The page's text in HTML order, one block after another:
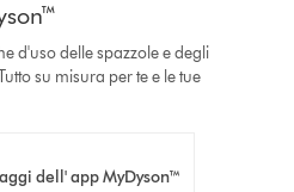
d'uso delle spazzole e degli
su misura per te e le tue
dell' app MyDyson™